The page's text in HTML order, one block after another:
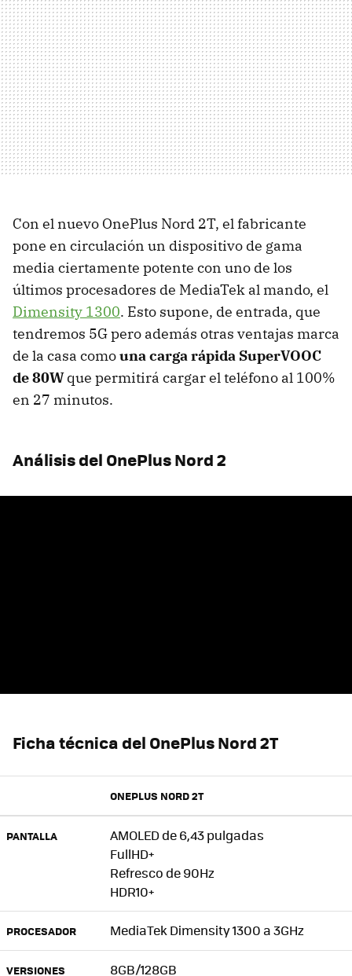
Con el nuevo OnePlus Nord 2T, el fabricante
pone en circulación un dispositivo de gama
media ciertamente potente con uno de los
últimos procesadores de MediaTek al mando, el
Dimensity 1300. Esto supone, de entrada, que
tendremos 5G pero además otras ventajas marca
de la casa comouna carga rápida SuperVOOC
de 80Wque permitirá cargar el teléfono al 100%
en 27 minutos.
Análisis del OnePlus Nord 2
Ficha técnica del OnePlus Nord 2T
ONEPLUS NORD 2T
PANTALLA
AMOLED de 6,43 pulgadas
FullHD+
Refresco de 90Hz
HDR10+
PROCESADOR MediaTek Dimensity 1300 a 3GHz
VERSIONES 8GB/128GB